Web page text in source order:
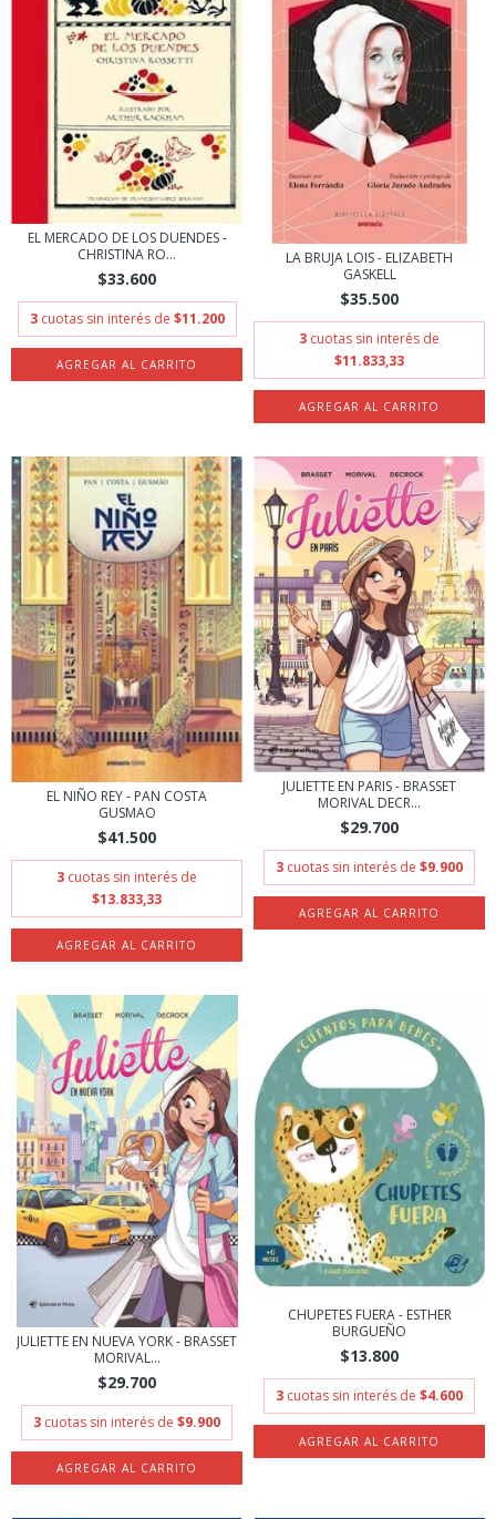
EL MERCADO DE LOS DUENDES -
CHRISTINA RO...
$33.600
3 cuotas sin interés de $11.200
LA BRUJA LOIS - ELIZABETH
GASKELL
$35.500
3 cuotas sin interés de
$11.833,33
EL NIÑO REY - PAN COSTA
GUSMAO
$41.500
3 cuotas sin interés de
$13.833,33
JULIETTE EN PARIS - BRASSET
MORIVAL DECR...
$29.700
3 cuotas sin interés de $9.900
JULIETTE EN NUEVA YORK - BRASSET
MORIVAL...
$29.700
3 cuotas sin interés de $9.900
CHUPETES FUERA - ESTHER
BURGUEÑO
$13.800
3 cuotas sin interés de $4.600